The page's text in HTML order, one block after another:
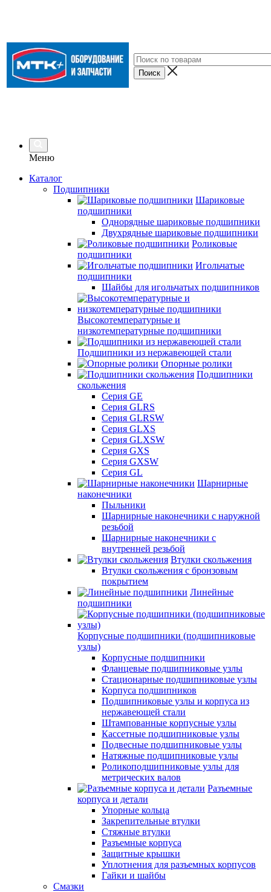
Меню
Каталог
Подшипники
Шариковые
подшипники
Однорядные шариковые подшипники
Двухрядные шариковые подшипники
Роликовые
подшипники
Игольчатые
подшипники
Шайбы для игольчатых подшипников
Высокотемпературные и
низкотемпературные подшипники
Подшипники из нержавеющей стали
Опорные ролики
Подшипники
скольжения
Серия GE
Серия GLRS
Серия GLRSW
Серия GLXS
Серия GLXSW
Серия GXS
Серия GXSW
Серия GL
Шарнирные
наконечники
Пыльники
Шарнирные наконечники с наружной
резьбой
Шарнирные наконечники с
внутренней резьбой
Втулки скольжения
Втулки скольжения с бронзовым
покрытием
Линейные
подшипники
Корпусные подшипники (подшипниковые
узлы)
Корпусные подшипники
Фланцевые подшипниковые узлы
Стационарные подшипниковые узлы
Корпуса подшипников
Подшипниковые узлы и корпуса из
нержавеющей стали
Штампованные корпусные узлы
Кассетные подшипниковые узлы
Подвесные подшипниковые узлы
Натяжные подшипниковые узлы
Роликоподшипниковые узлы для
метрических валов
Разъемные
корпуса и детали
Упорные кольца
Закрепительные втулки
Стяжные втулки
Разъемные корпуса
Защитные крышки
Уплотнения для разъемных корпусов
Гайки и шайбы
Смазки